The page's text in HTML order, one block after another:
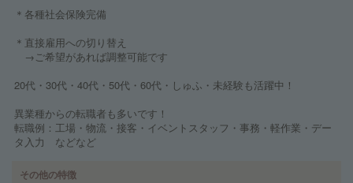
＊各種社会保険完備
＊直接雇用への切り替え
→ご希望があれば調整可能です
20代・30代・40代・50代・60代・しゅふ・未経験も活躍中！
異業種からの転職者も多いです！
転職例：工場・物流・接客・イベントスタッフ・事務・軽作業・デー
タ入力 などなど
その他の特徴